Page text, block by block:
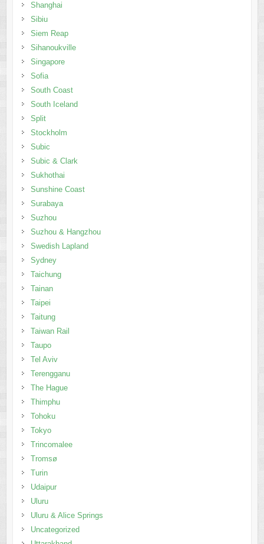
Shanghai
Sibiu
Siem Reap
Sihanoukville
Singapore
Sofia
South Coast
South Iceland
Split
Stockholm
Subic
Subic & Clark
Sukhothai
Sunshine Coast
Surabaya
Suzhou
Suzhou & Hangzhou
Swedish Lapland
Sydney
Taichung
Tainan
Taipei
Taitung
Taiwan Rail
Taupo
Tel Aviv
Terengganu
The Hague
Thimphu
Tohoku
Tokyo
Trincomalee
Tromsø
Turin
Udaipur
Uluru
Uluru & Alice Springs
Uncategorized